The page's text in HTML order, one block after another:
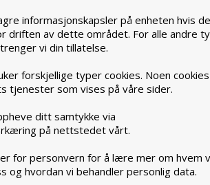
informasjonskapsler på enheten hvis
driften av dette området. For alle andre
vi din tillatelse.
forskjellige typer cookies. Noen
tjenester som vises på våre sider.
ditt samtykke via
på nettstedet vårt.
for personvern for å lære mer om hvem
og hvordan vi behandler personlig data.